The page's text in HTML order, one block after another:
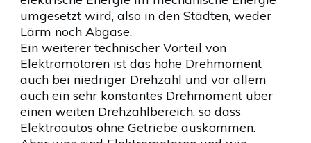
umgesetzt wird, also in den Städten, weder
Lärm noch Abgase.
Ein weiterer technischer Vorteil von
Elektromotoren ist das hohe Drehmoment
auch bei niedriger Drehzahl und vor allem
auch ein sehr konstantes Drehmoment über
einen weiten Drehzahlbereich, so dass
Elektroautos ohne Getriebe auskommen.